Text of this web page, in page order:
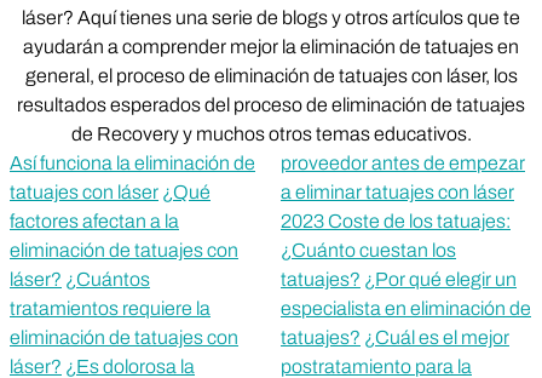
láser? Aquí tienes una serie de blogs y otros artículos que te
ayudarán a comprender mejor la eliminación de tatuajes en
general, el proceso de eliminación de tatuajes con láser, los
resultados esperados del proceso de eliminación de tatuajes
de Recovery y muchos otros temas educativos.
Así funciona la eliminación de
tatuajes con láser ¿Qué
factores afectan a la
eliminación de tatuajes con
láser? ¿Cuántos
tratamientos requiere la
eliminación de tatuajes con
láser? ¿Es dolorosa la
proveedor antes de empezar
a eliminar tatuajes con láser
2023 Coste de los tatuajes:
¿Cuánto cuestan los
tatuajes? ¿Por qué elegir un
especialista en eliminación de
tatuajes? ¿Cuál es el mejor
postratamiento para la